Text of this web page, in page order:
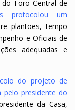
Foro Central de
protocolou um
plantões, tempo
e Oficiais de
adequadas e
do projeto de
pelo presidente do
da Casa,